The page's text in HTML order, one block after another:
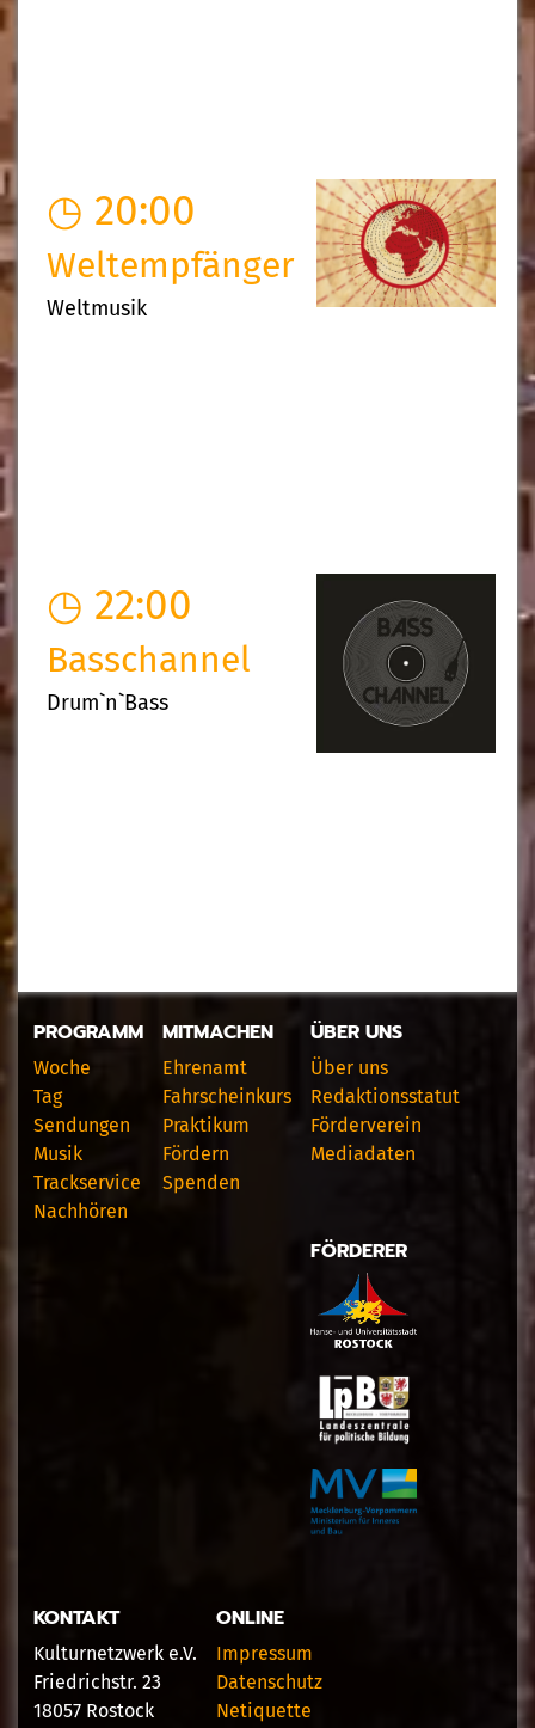
◷ 20:00
Weltempfänger
Weltmusik
◷ 22:00
Basschannel
Drum`n`Bass
PROGRAMM
Woche
Tag
Sendungen
Musik
Trackservice
Nachhören
MITMACHEN
Ehrenamt
Fahrscheinkurs
Praktikum
Fördern
Spenden
ÜBER UNS
Über uns
Redaktionsstatut
Förderverein
Mediadaten
FÖRDERER
KONTAKT
Kulturnetzwerk e.V.
Friedrichstr. 23
18057 Rostock
ONLINE
Impressum
Datenschutz
Netiquette